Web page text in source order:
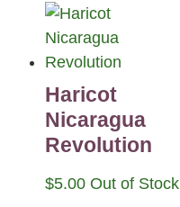
Haricot
Nicaragua
Revolution
$5.00 Out of Stock